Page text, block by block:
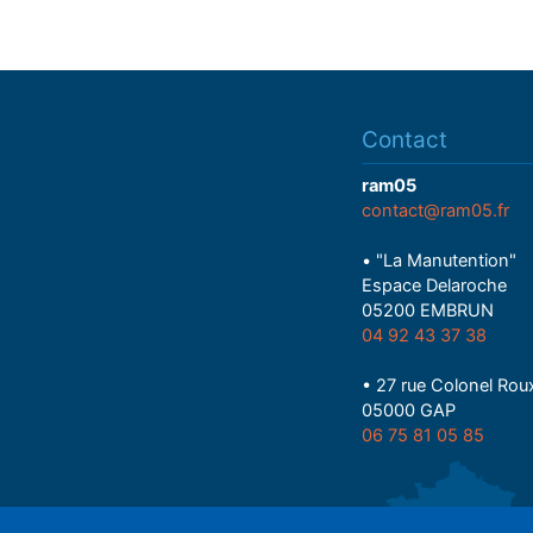
Contact
ram05
contact@ram05.fr
• "La Manutention"
Espace Delaroche
05200 EMBRUN
04 92 43 37 38
• 27 rue Colonel
05000 GAP
06 75 81 05 85